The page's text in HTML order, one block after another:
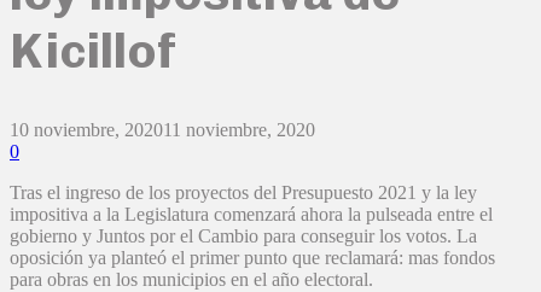
Kicillof
10 noviembre, 202011 noviembre, 2020
0
Tras el ingreso de los proyectos del Presupuesto 2021 y la ley
impositiva a la Legislatura comenzará ahora la pulseada entre el
gobierno y Juntos por el Cambio para conseguir los votos. La
oposición ya planteó el primer punto que reclamará: mas fondos
para obras en los municipios en el año electoral.